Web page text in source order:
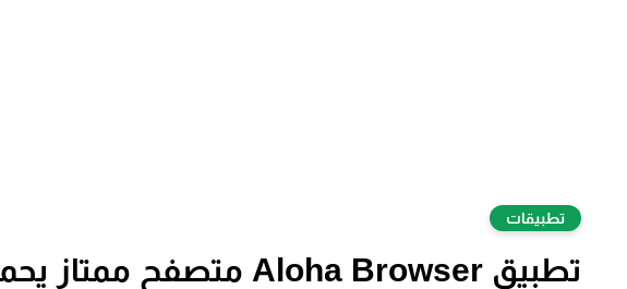
تطبيقات
تطبيق Aloha Browser متصفح ممتاز يحمي خصوصيتك